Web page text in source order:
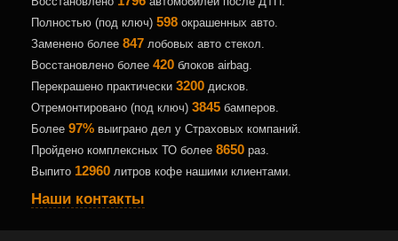
Полностью (под ключ) 598 окрашенных авто.
Заменено более 847 лобовых авто стекол.
Восстановлено более 420 блоков airbag.
Перекрашено практически 3200 дисков.
Отремонтировано (под ключ) 3845 бамперов.
Более 97% выиграно дел у Страховых компаний.
Пройдено комплексных ТО более 8650 раз.
Выпито 12960 литров кофе нашими клиентами.
Наши контакты